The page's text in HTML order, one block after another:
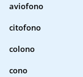
aviofono
citofono
colono
cono